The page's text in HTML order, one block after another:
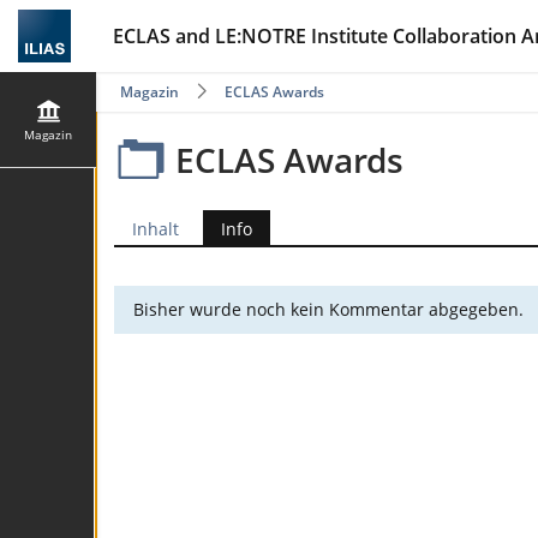
ECLAS and LE:NOTRE Institute Collaboration
Magazin
Magazin ECLAS Awards
ECLAS Awards
Inhalt Info
Bisher wurde noch kein Kommentar abgegeben.